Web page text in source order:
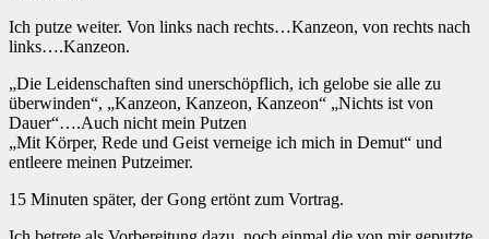
Ich putze weiter. Von links nach rechts…Kanzeon, von rechts nach
links….Kanzeon.
„Die Leidenschaften sind unerschöpflich, ich gelobe sie alle zu
überwinden“, „Kanzeon, Kanzeon, Kanzeon“ „Nichts ist von
Dauer“….Auch nicht mein Putzen
„Mit Körper, Rede und Geist verneige ich mich in Demut“ und
entleere meinen Putzeimer.
15 Minuten später, der Gong ertönt zum Vortrag.